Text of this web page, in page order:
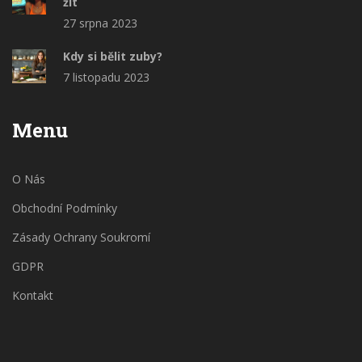
27 srpna 2023
Kdy si bělit zuby?
7 listopadu 2023
Menu
O Nás
Obchodní Podmínky
Zásady Ochrany Soukromí
GDPR
Kontakt